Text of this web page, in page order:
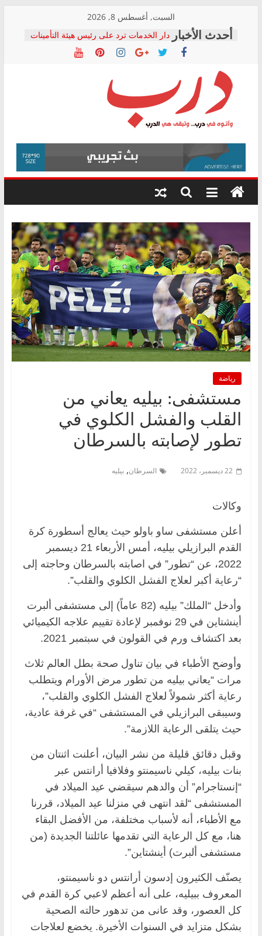
content
السبت, أغسطس 8, 2026
دار الخدمات ترد على رئيس هيئة التأمينات
بعد مؤتمره الصحفي: إنكار الأزمة لا ينهي
معاناة أصحاب المعاشات.. ونطالب بكشف
فرحات سليمان يكتب: القطاع الصحي إلى
أين؟
حزب التحالف الشعبي يطلق لجنة “الحق
في الصحة” بالإسكندرية لرصد الانتهاكات
ودعم المرضى
الوزاري لمدينة الصحفيين.. وانتهاء أعمال
إنشاء المبنى الإداري
المجلس القومي لحقوق الإنسان يعلن
متابعة قضية الدكتور محمد زهران.. ويؤكد:
قرينة البراءة وضمانات المحاكمة العادلة
درب
وأتوه
درب..
وتبقى
هي
رياضة
مستشفى: بيليه يعاني من
القلب والفشل الكلوي في
تطور لإصابته بالسرطان
22 ديسمبر، 2022 السرطان, بيليه
وكالات
أعلن مستشفى ساو باولو حيث يعالج أسطورة كرة
القدم البرازيلي بيليه، أمس الأربعاء 21 ديسمبر
2022، عن “تطور” في اصابته بالسرطان وحاجته إلى
“رعاية أكبر لعلاج الفشل الكلوي والقلب”.
وأدخل “الملك” بيليه (82 عاماً) إلى مستشفى ألبرت
أينشتاين في 29 نوفمبر لإعادة تقييم علاجه الكيميائي
بعد اكتشاف ورم في القولون في سبتمبر 2021.
وأوضح الأطباء في بيان تناول صحة بطل العالم ثلاث
مرات “يعاني بيليه من تطور مرض الأورام ويتطلب
رعاية أكثر شمولاً لعلاج الفشل الكلوي والقلب”،
وسيبقى البرازيلي في المستشفى “في غرفة عادية،
حيث يتلقى الرعاية اللازمة”.
وقبل دقائق قليلة من نشر البيان، أعلنت اثنتان من
بنات بيليه، كيلي ناسيمنتو وفلافيا أرانتس عبر
“إنستاجرام” أن والدهم سيقضي عيد الميلاد في
المستشفى “لقد انتهى في منزلنا عيد الميلاد، قررنا
مع الأطباء، أنه لأسباب مختلفة، من الأفضل البقاء
هنا، مع كل الرعاية التي تقدمها عائلتنا الجديدة (من
مستشفى ألبرت) أينشتاين”.
يصنّف الكثيرون إدسون أرانتس دو ناسيمنتو،
المعروف ببيليه، على أنه أعظم لاعبي كرة القدم في
كل العصور، وقد عانى من تدهور حالته الصحية
بشكل متزايد في السنوات الأخيرة. يخضع لعلاجات